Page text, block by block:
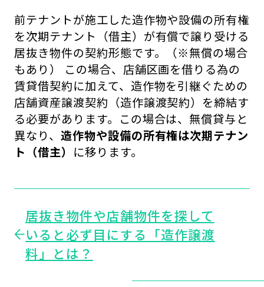
前テナントが施工した造作物や設備の所有権
を次期テナント（借主）が有償で譲り受ける
居抜き物件の契約形態です。（※無償の場合
もあり） この場合、店舗区画を借りる為の
賃貸借契約に加えて、造作物を引継ぐための
店舗資産譲渡契約（造作譲渡契約）を締結す
る必要があります。この場合は、無償貸与と
異なり、 造作物や設備の所有権は次期テナン
ト（借主） に移ります。
居抜き物件や店舗物件を探して
いると必ず目にする「造作譲渡
料」とは？